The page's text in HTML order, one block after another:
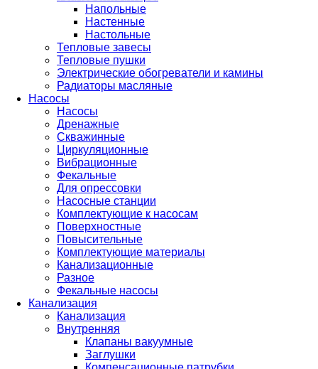
Напольные
Настенные
Настольные
Тепловые завесы
Тепловые пушки
Электрические обогреватели и камины
Радиаторы масляные
Насосы
Насосы
Дренажные
Скважинные
Циркуляционные
Вибрационные
Фекальные
Для опрессовки
Насосные станции
Комплектующие к насосам
Поверхностные
Повысительные
Комплектующие материалы
Канализационные
Разное
Фекальные насосы
Канализация
Канализация
Внутренняя
Клапаны вакуумные
Заглушки